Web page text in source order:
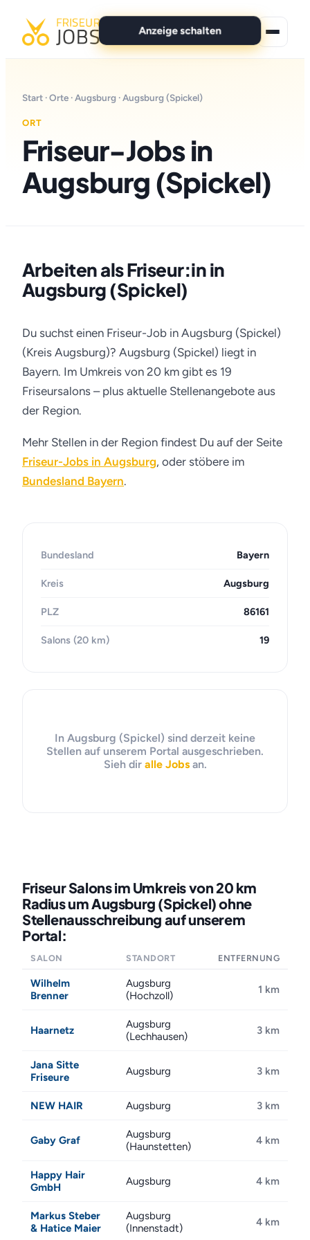
Anzeige schalten
Für Bewerber
Marken
Start ·Orte ·Augsburg · Augsburg (Spickel)
ORT
Friseur-Jobs in
Augsburg (Spickel)
Arbeiten als Friseur:in in
Augsburg (Spickel)
Du suchst einen Friseur-Job in Augsburg (Spickel)
(Kreis Augsburg)? Augsburg (Spickel) liegt in
Bayern. Im Umkreis von 20 km gibt es 19
Friseursalons – plus aktuelle Stellenangebote aus
der Region.
Mehr Stellen in der Region findest Du auf der Seite
Friseur-Jobs in Augsburg, oder stöbere im
Bundesland Bayern.
Bundesland Bayern
Kreis Augsburg
PLZ 86161
Salons (20 km) 19
In Augsburg (Spickel) sind derzeit keine
Stellen auf unserem Portal ausgeschrieben.
Sieh dir alle Jobsan.
Friseur Salons im Umkreis von 20 km
Radius um Augsburg (Spickel) ohne
Stellenausschreibung auf unserem
Portal:
SALON STANDORT ENTFERNUNG
Wilhelm
Brenner
Augsburg
(Hochzoll)
1 km
Haarnetz
Augsburg
(Lechhausen)
3 km
Jana Sitte
Friseure
Augsburg 3 km
NEW HAIR Augsburg 3 km
Gaby Graf
Augsburg
(Haunstetten)
4 km
Happy Hair
GmbH
Augsburg 4 km
Markus Steber
& Hatice Maier
Augsburg
(Innenstadt)
4 km